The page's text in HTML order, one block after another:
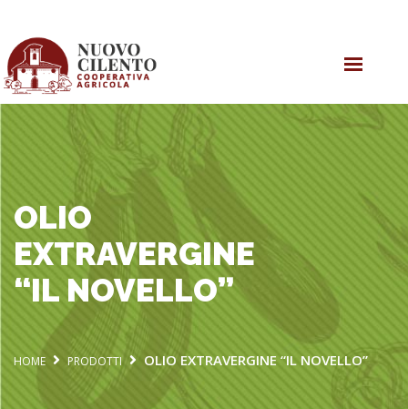
OLIO EVO
COOPERATIVA
OLIO
EXTRAVERGINE
“IL NOVELLO”
HOME PRODOTTI OLIO EXTRAVERGINE “IL NOVELLO”